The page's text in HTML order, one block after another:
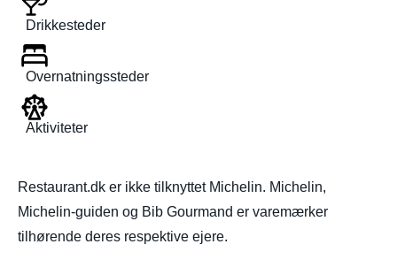
Drikkesteder
Overnatningssteder
Aktiviteter
Restaurant.dk er ikke tilknyttet Michelin. Michelin,
Michelin-guiden og Bib Gourmand er varemærker
tilhørende deres respektive ejere.